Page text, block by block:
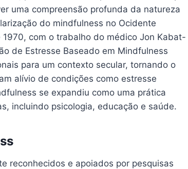
uma compreensão profunda da natureza
do mindfulness no Ocidente
com o trabalho do médico Jon Kabat-
de Estresse Baseado em Mindfulness
para um contexto secular, tornando o
alívio de condições como estresse
se expandiu como uma prática
incluindo psicologia, educação e saúde.
reconhecidos e apoiados por pesquisas